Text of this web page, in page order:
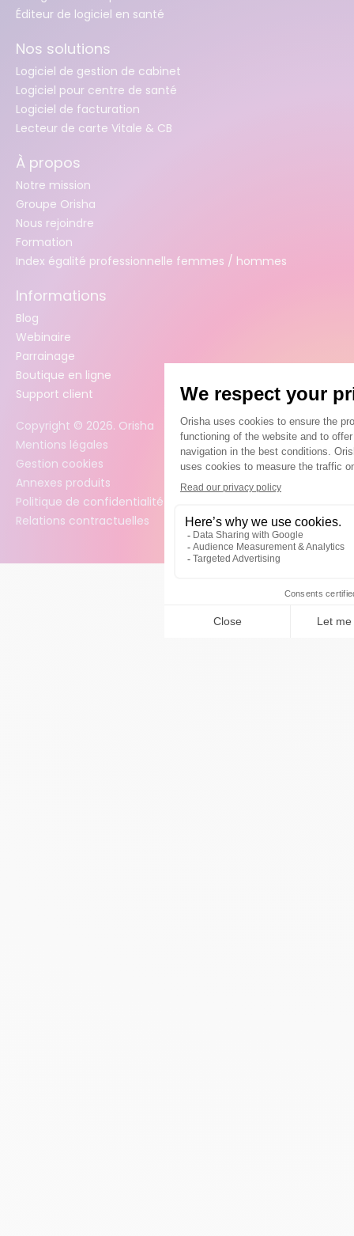
Éditeur de logiciel en santé
Nos solutions
Logiciel de gestion de cabinet
Logiciel pour centre de santé
Logiciel de facturation
Lecteur de carte Vitale & CB
À propos
Notre mission
Groupe Orisha
Nous rejoindre
Formation
Index égalité professionnelle femmes / hommes
Informations
Blog
Webinaire
Parrainage
Boutique en ligne
Support client
Copyright © 2026. Orisha
Mentions légales
Gestion cookies
Annexes produits
Politique de confidentialité des données
Relations contractuelles